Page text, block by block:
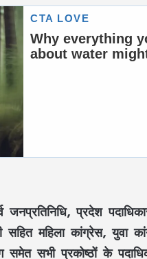
प्रदेश
सहित महिला कांग्रेस,
सभी प्रकोष्ठों के
CM साय का
फैब’ की